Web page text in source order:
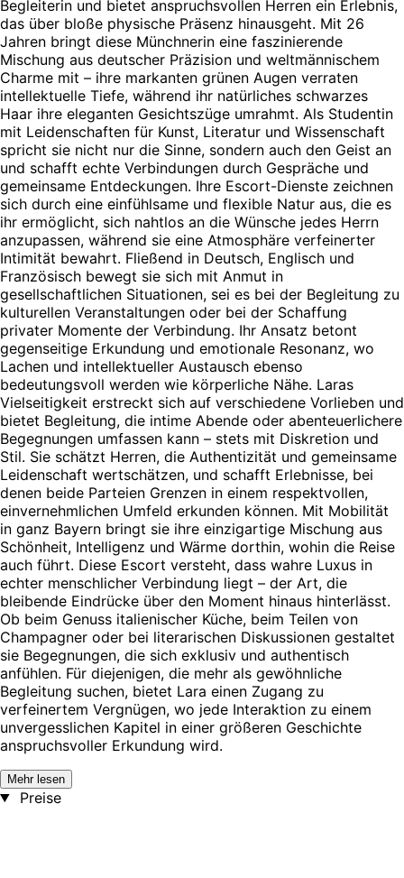
Begleiterin und bietet anspruchsvollen Herren ein Erlebnis,
das über bloße physische Präsenz hinausgeht. Mit 26
Jahren bringt diese Münchnerin eine faszinierende
Mischung aus deutscher Präzision und weltmännischem
Charme mit – ihre markanten grünen Augen verraten
intellektuelle Tiefe, während ihr natürliches schwarzes
Haar ihre eleganten Gesichtszüge umrahmt. Als Studentin
mit Leidenschaften für Kunst, Literatur und Wissenschaft
spricht sie nicht nur die Sinne, sondern auch den Geist an
und schafft echte Verbindungen durch Gespräche und
gemeinsame Entdeckungen. Ihre Escort-Dienste zeichnen
sich durch eine einfühlsame und flexible Natur aus, die es
ihr ermöglicht, sich nahtlos an die Wünsche jedes Herrn
anzupassen, während sie eine Atmosphäre verfeinerter
Intimität bewahrt. Fließend in Deutsch, Englisch und
Französisch bewegt sie sich mit Anmut in
gesellschaftlichen Situationen, sei es bei der Begleitung zu
kulturellen Veranstaltungen oder bei der Schaffung
privater Momente der Verbindung. Ihr Ansatz betont
gegenseitige Erkundung und emotionale Resonanz, wo
Lachen und intellektueller Austausch ebenso
bedeutungsvoll werden wie körperliche Nähe. Laras
Vielseitigkeit erstreckt sich auf verschiedene Vorlieben und
bietet Begleitung, die intime Abende oder abenteuerlichere
Begegnungen umfassen kann – stets mit Diskretion und
Stil. Sie schätzt Herren, die Authentizität und gemeinsame
Leidenschaft wertschätzen, und schafft Erlebnisse, bei
denen beide Parteien Grenzen in einem respektvollen,
einvernehmlichen Umfeld erkunden können. Mit Mobilität
in ganz Bayern bringt sie ihre einzigartige Mischung aus
Schönheit, Intelligenz und Wärme dorthin, wohin die Reise
auch führt. Diese Escort versteht, dass wahre Luxus in
echter menschlicher Verbindung liegt – der Art, die
bleibende Eindrücke über den Moment hinaus hinterlässt.
Ob beim Genuss italienischer Küche, beim Teilen von
Champagner oder bei literarischen Diskussionen gestaltet
sie Begegnungen, die sich exklusiv und authentisch
anfühlen. Für diejenigen, die mehr als gewöhnliche
Begleitung suchen, bietet Lara einen Zugang zu
verfeinertem Vergnügen, wo jede Interaktion zu einem
unvergesslichen Kapitel in einer größeren Geschichte
anspruchsvoller Erkundung wird.
Mehr lesen
Preise